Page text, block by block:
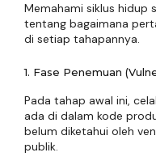
Memahami siklus hidup
tentang bagaimana
di setiap tahapannya.
1. Fase Penemuan
Pada tahap awal ini,
ada di dalam kode
belum diketahui oleh
publik.